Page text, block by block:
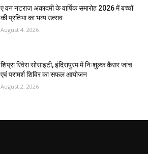
ए वन नटराज अकादमी के वार्षिक समारोह 2026 में बच्चों
की प्रतिभा का भव्य उत्सव
August 4, 2026
शिप्रा रिवेरा सोसाइटी, इंदिरापुरम में निःशुल्क कैंसर जांच
एवं परामर्श शिविर का सफल आयोजन
August 2, 2026